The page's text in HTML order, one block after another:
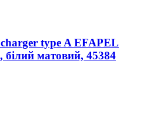
type A EFAPEL
матовий, 45384